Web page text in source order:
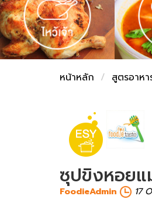
หน้าหลัก สูตรอาห
ซุปขิงหอย
FoodieAdmin 17